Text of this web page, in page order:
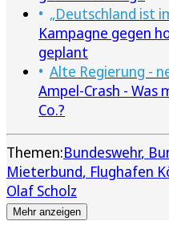
„Deutschland ist
Kampagne gegen
geplant
Alte Regierung -
Ampel-Crash - Was
Co.?
Themen:Bundeswehr
Mieterbund Flughafen
Olaf Scholz
Mehr anzeigen